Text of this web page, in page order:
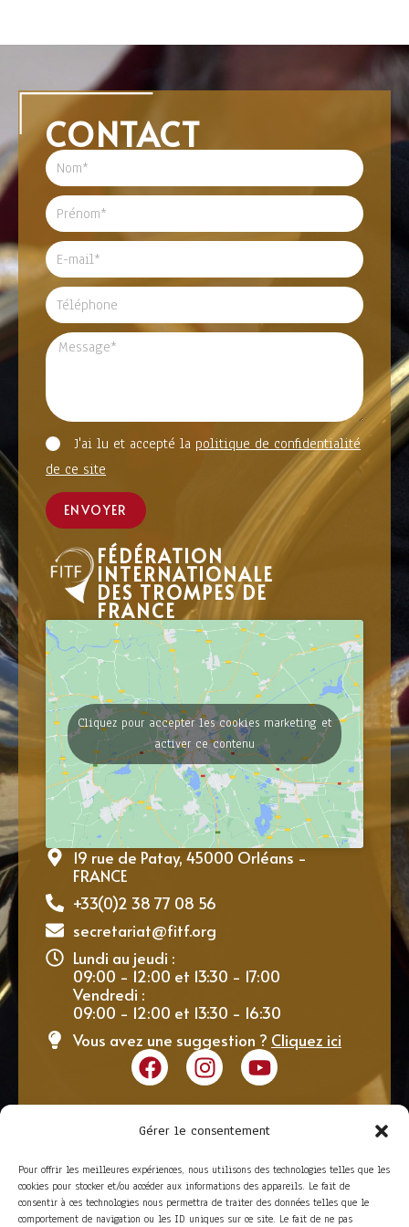
Gérer le consentement
Pour offrir les meilleures expériences, nous utilisons des technologies telles que les
cookies pour stocker et/ou accéder aux informations des appareils. Le fait de
consentir à ces technologies nous permettra de traiter des données telles que le
comportement de navigation ou les ID uniques sur ce site. Le fait de ne pas
CONTACT
J'ai lu et accepté la politique de confidentialité
de ce site
ENVOYER
FÉDÉRATION
INTERNATIONALE
DES TROMPES DE
FRANCE
Cliquez pour accepter les cookies marketing et
activer ce contenu
19 rue de Patay, 45000 Orléans -
FRANCE
+33(0)2 38 77 08 56
secretariat@fitf.org
Lundi au jeudi :
09:00 - 12:00 et 13:30 - 17:00
Vendredi :
09:00 - 12:00 et 13:30 - 16:30
Vous avez une suggestion ? Cliquez ici